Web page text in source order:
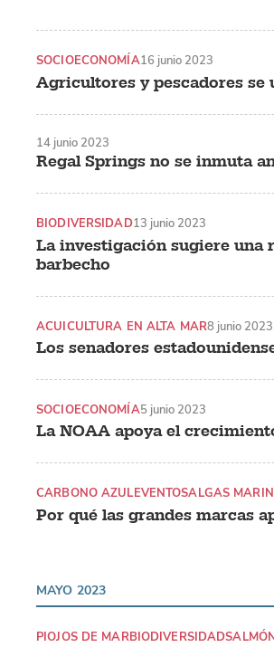
Agricultores y pescadores se
SOCIOECONOMÍA16 junio 2023
Regal Springs no se inmuta
14 junio 2023
La investigación sugiere una
barbecho
BIODIVERSIDAD13 junio 2023
Los senadores
ACUICULTURA EN ALTA MAR8 junio 2023
La NOAA apoya el
SOCIOECONOMÍA5 junio 2023
Por qué las grandes marcas
CARBONO AZULEVENTOSALGAS
MAYO 2023
PIOJOS DE MARBIODIVERSIDAD